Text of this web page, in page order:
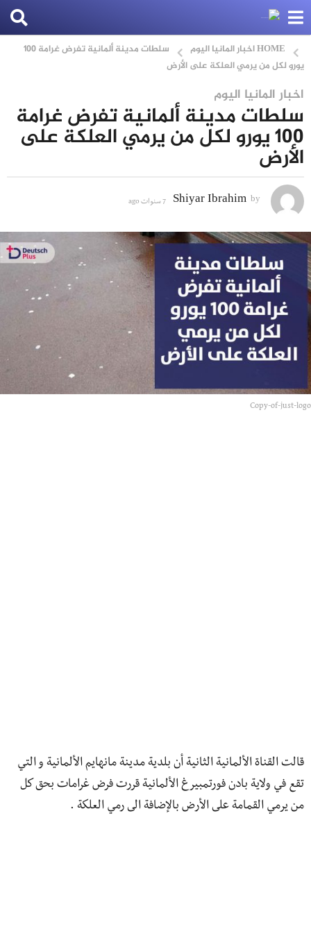
HOMEاخبار المانيا اليوم
سلطات مدينة ألمانية تفرض غرامة 100
يورو لكل من يرمي العلكة على الأرض
7
س
ن
و
ت
g
ت
اخبار المانيا اليوم
سلطات مدينة ألمانية تفرض غرامة
100 يورو لكل من يرمي العلكة على
الأرض
by
Shiyar Ibrahim 7 سنوات ago
و
Copy-of-just-logo
قالت القناة الألمانية الثانية أن بلدية مدينة مانهايم الألمانية و التي
تقع في ولاية بادن فورتمبيرغ الألمانية قررت فرض غرامات بحق كل
من يرمي القمامة على الأرض بالإضافة الى رمي العلكة .